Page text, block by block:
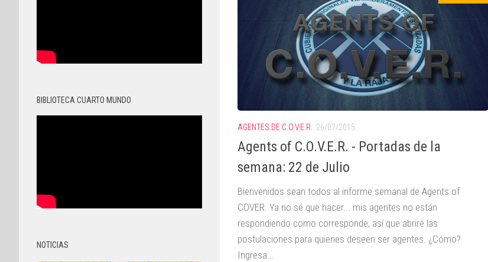
AGENTES DE C.O.V.E.R. 26/07/2015
Agents of C.O.V.E.R. - Portadas de la
semana: 22 de Julio
Bienvenidos sean todos al informe semanal de Agents of
COVER. Ya no sé que hacer... mis agentes no están
respondiendo como corresponde, así que abriré las
postulaciones para quienes deseen ser agentes. ¿Cómo?
Ingresa...
BIBLIOTECA CUARTO MUNDO
NOTICIAS